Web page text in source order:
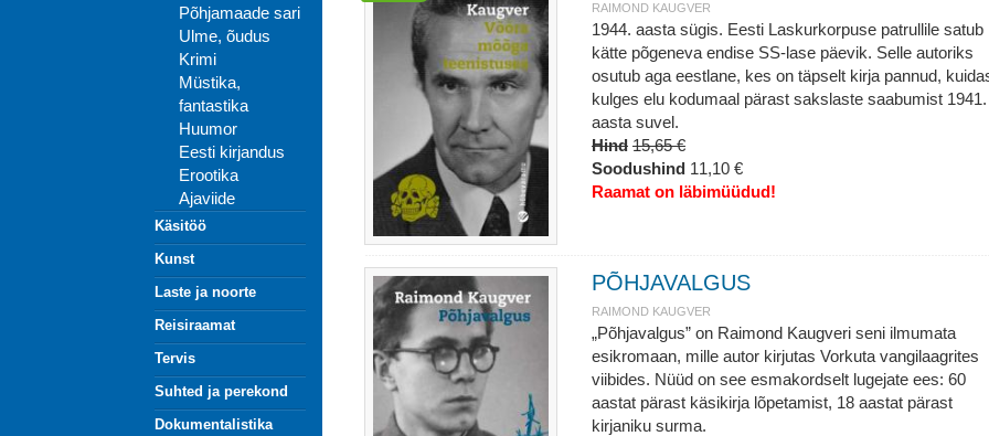
Põhjamaade sari
Ulme, õudus
Krimi
Müstika,
fantastika
Huumor
Eesti kirjandus
Erootika
Ajaviide
Käsitöö
Kunst
Laste ja noorte
Reisiraamat
Tervis
Suhted ja perekond
Dokumentalistika
RAIMOND KAUGVER
1944. aasta sügis. Eesti Laskurkorpuse patrullile satub
kätte põgeneva endise SS-lase päevik. Selle autoriks
osutub aga eestlane, kes on täpselt kirja pannud,
kulges elu kodumaal pärast sakslaste saabumist 1941.
aasta suvel.
Hind 15,65 €
Soodushind 11,10 €
Raamat on läbimüüdud!
PÕHJAVALGUS
RAIMOND KAUGVER
„Põhjavalgus” on Raimond Kaugveri seni ilmumata
esikromaan, mille autor kirjutas Vorkuta vangilaagrites
viibides. Nüüd on see esmakordselt lugejate ees: 60
aastat pärast käsikirja lõpetamist, 18 aastat pärast
kirjaniku surma.